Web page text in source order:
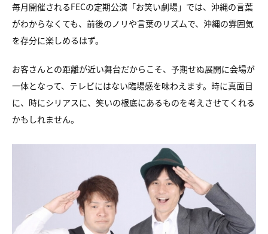
毎月開催されるFECの定期公演「お笑い劇場」では、沖縄の言葉
がわからなくても、前後のノリや言葉のリズムで、沖縄の雰囲気
を存分に楽しめるはず。
お客さんとの距離が近い舞台だからこそ、予期せぬ展開に会場が
一体となって、テレビにはない臨場感を味わえます。時に真面目
に、時にシリアスに、笑いの根底にあるものを考えさせてくれる
かもしれません。